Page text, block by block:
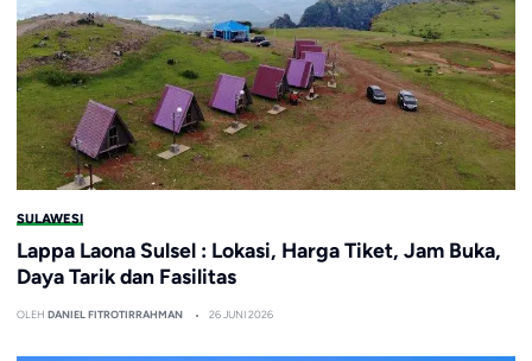
SULAWESI
Lappa Laona Sulsel : Lokasi, Harga Tiket, Jam Buka,
Daya Tarik dan Fasilitas
OLEH DANIEL FITROTIRRAHMAN 26 JUNI 2026